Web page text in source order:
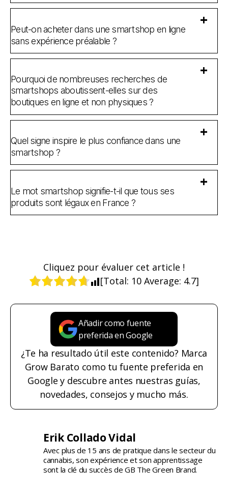
Peut-on acheter dans une smartshop en ligne
sans expérience préalable ?
Pourquoi de nombreuses recherches de
smartshops aboutissent-elles sur des
boutiques en ligne et non physiques ?
Quel signe inspire le plus confiance dans une
smartshop ?
Le mot smartshop signifie-t-il que tous ses
produits sont légaux en France ?
Cliquez pour évaluer cet article !
[Total: 10 Average: 4.7]
Añadir como fuente
preferida en Google
¿Te ha resultado útil este contenido? Marca
Grow Barato como tu fuente preferida en
Google y descubre antes nuestras guías,
novedades, consejos y mucho más.
Erik Collado Vidal
Avec plus de 15 ans de pratique dans le secteur du
cannabis, son expérience et son apprentissage
sont la clé du succès de GB The Green Brand.